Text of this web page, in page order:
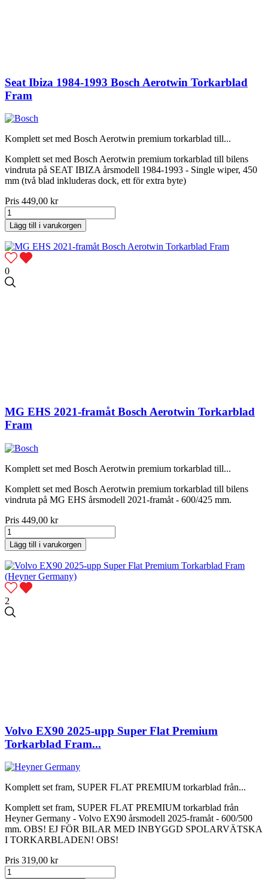
Seat Ibiza 1984-1993 Bosch Aerotwin Torkarblad
Fram
Komplett set med Bosch Aerotwin premium torkarblad till...
Komplett set med Bosch Aerotwin premium torkarblad till bilens
vindruta på SEAT IBIZA årsmodell 1984-1993 - Single wiper, 450
mm (två blad inkluderas dock, ett för extra byte)
Pris 449,00 kr
Lägg till i varukorgen
0
MG EHS 2021-framåt Bosch Aerotwin Torkarblad
Fram
Komplett set med Bosch Aerotwin premium torkarblad till...
Komplett set med Bosch Aerotwin premium torkarblad till bilens
vindruta på MG EHS årsmodell 2021-framåt - 600/425 mm.
Pris 449,00 kr
Lägg till i varukorgen
2
Volvo EX90 2025-upp Super Flat Premium
Torkarblad Fram...
Komplett set fram, SUPER FLAT PREMIUM torkarblad från...
Komplett set fram, SUPER FLAT PREMIUM torkarblad från
Heyner Germany - Volvo EX90 årsmodell 2025-framåt - 600/500
mm. OBS! EJ FÖR BILAR MED INBYGGD SPOLARVÄTSKA
I TORKARBLADEN! OBS!
Pris 319,00 kr